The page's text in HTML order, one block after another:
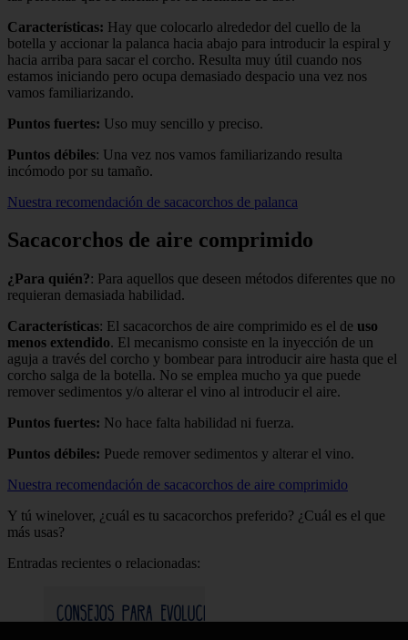
Características: Hay que colocarlo alrededor del cuello de la
botella y accionar la palanca hacia abajo para introducir la espiral y
hacia arriba para sacar el corcho. Resulta muy útil cuando nos
estamos iniciando pero ocupa demasiado despacio una vez nos
vamos familiarizando.
Puntos fuertes: Uso muy sencillo y preciso.
Puntos débiles: Una vez nos vamos familiarizando resulta
incómodo por su tamaño.
Nuestra recomendación de sacacorchos de palanca
Sacacorchos de aire comprimido
¿Para quién?: Para aquellos que deseen métodos diferentes que no
requieran demasiada habilidad.
Características: El sacacorchos de aire comprimido es el de uso
menos extendido. El mecanismo consiste en la inyección de un
aguja a través del corcho y bombear para introducir aire hasta que el
corcho salga de la botella. No se emplea mucho ya que puede
remover sedimentos y/o alterar el vino al introducir el aire.
Puntos fuertes: No hace falta habilidad ni fuerza.
Puntos débiles: Puede remover sedimentos y alterar el vino.
Nuestra recomendación de sacacorchos de aire comprimido
Y tú winelover, ¿cuál es tu sacacorchos preferido? ¿Cuál es el que
más usas?
Entradas recientes o relacionadas: